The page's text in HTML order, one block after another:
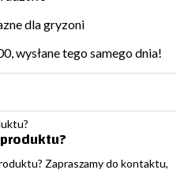
dla gryzoni
wysłane tego samego dnia!
Zapraszamy do kontaktu,